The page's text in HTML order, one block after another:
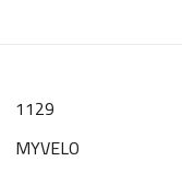
1129
MYVELO